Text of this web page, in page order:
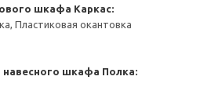
шкафа Каркас:
Пластиковая окантовка
шкафа Полка: